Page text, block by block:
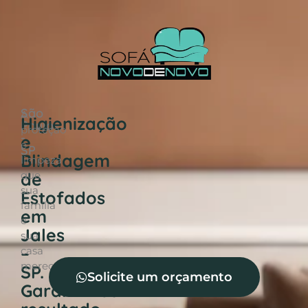
São
Paulo
-
SP
Higienização
e
Blindagem
de
Estofados
em
Jales
–
SP.
Garantimos
A
proteção
e
limpeza
que
sua
família
e
sua
casa
merece!
Solicite um orçamento